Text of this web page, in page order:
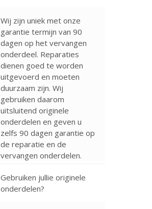
Wij zijn uniek met onze
garantie termijn van 90
dagen op het vervangen
onderdeel. Reparaties
dienen goed te worden
uitgevoerd en moeten
duurzaam zijn. Wij
gebruiken daarom
uitsluitend originele
onderdelen en geven u
zelfs 90 dagen garantie op
de reparatie en de
vervangen onderdelen.
Gebruiken jullie originele
onderdelen?